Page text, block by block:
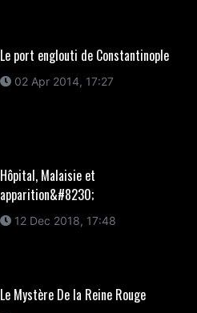
Le port englouti de Constantinople
02 Apr 2014, 17:27
Hôpital, Malaisie et
apparition&#8230;
12 Dec 2018, 17:48
Le Mystère De la Reine Rouge